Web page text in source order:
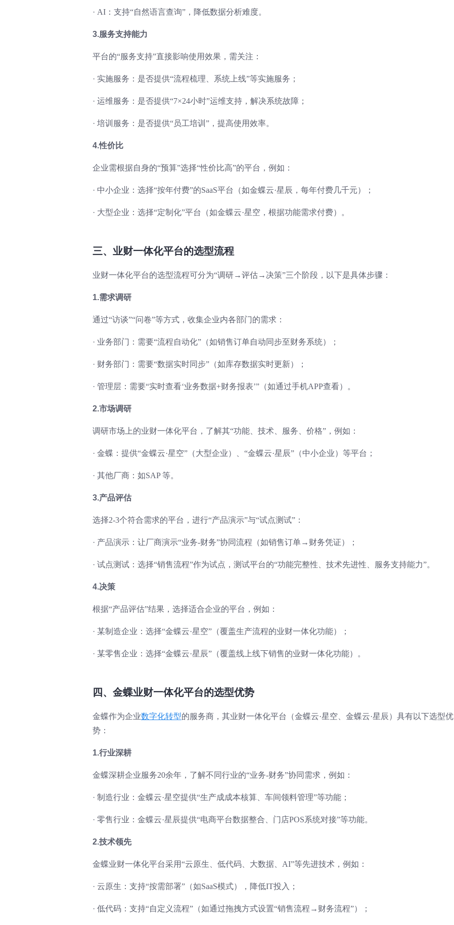
· AI：支持“自然语言查询”，降低数据分析难度。
3.服务支持能力
平台的“服务支持”直接影响使用效果，需关注：
· 实施服务：是否提供“流程梳理、系统上线”等实施服务；
· 运维服务：是否提供“7×24小时”运维支持，解决系统故障；
· 培训服务：是否提供“员工培训”，提高使用效率。
4.性价比
企业需根据自身的“预算”选择“性价比高”的平台，例如：
· 中小企业：选择“按年付费”的SaaS平台（如金蝶云·星辰，每年付费几千元）；
· 大型企业：选择“定制化”平台（如金蝶云·星空，根据功能需求付费）。
三、业财一体化平台的选型流程
业财一体化平台的选型流程可分为“调研→评估→决策”三个阶段，以下是具体步骤：
1.需求调研
通过“访谈”“问卷”等方式，收集企业内各部门的需求：
· 业务部门：需要“流程自动化”（如销售订单自动同步至财务系统）；
· 财务部门：需要“数据实时同步”（如库存数据实时更新）；
· 管理层：需要“实时查看‘业务数据+财务报表’”（如通过手机APP查看）。
2.市场调研
调研市场上的业财一体化平台，了解其“功能、技术、服务、价格”，例如：
· 金蝶：提供“金蝶云·星空”（大型企业）、“金蝶云·星辰”（中小企业）等平台；
· 其他厂商：如SAP 等。
3.产品评估
选择2-3个符合需求的平台，进行“产品演示”与“试点测试”：
· 产品演示：让厂商演示“业务-财务”协同流程（如销售订单→财务凭证）；
· 试点测试：选择“销售流程”作为试点，测试平台的“功能完整性、技术先进性、服务支持能力”。
4.决策
根据“产品评估”结果，选择适合企业的平台，例如：
· 某制造企业：选择“金蝶云·星空”（覆盖生产流程的业财一体化功能）；
· 某零售企业：选择“金蝶云·星辰”（覆盖线上线下销售的业财一体化功能）。
四、金蝶业财一体化平台的选型优势
金蝶作为企业数字化转型的服务商，其业财一体化平台（金蝶云·星空、金蝶云·星辰）具有以下选型优
势：
1.行业深耕
金蝶深耕企业服务20余年，了解不同行业的“业务-财务”协同需求，例如：
· 制造行业：金蝶云·星空提供“生产成成本核算、车间领料管理”等功能；
· 零售行业：金蝶云·星辰提供“电商平台数据整合、门店POS系统对接”等功能。
2.技术领先
金蝶业财一体化平台采用“云原生、低代码、大数据、AI”等先进技术，例如：
· 云原生：支持“按需部署”（如SaaS模式），降低IT投入；
· 低代码：支持“自定义流程”（如通过拖拽方式设置“销售流程→财务流程”）；